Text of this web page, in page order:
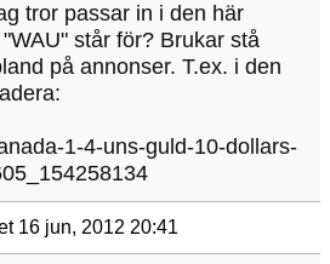
tror passar in i den här
står för? Brukar stå
på annonser. T.ex. i den
1-4-uns-guld-10-dollars-
16 jun, 2012 20:41